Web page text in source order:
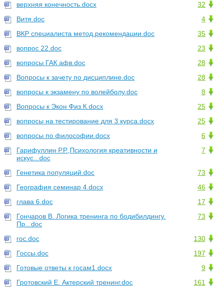
32
верхняя конечность.docx
4
Витя.doc
35
ВКР специалиста метод.рекомендации.doc
23
вопрос 22.doc
28
вопросы ГАК афв.doc
28
Вопросы к зачету по дисциплине.doc
8
вопросы к экзамену по волейболу.doc
25
Вопросы к Экон Физ.К.docx
25
вопросы на тестирование для 3 курса.docx
6
вопросы по философии.docx
7
Гарифуллин Р.Р.,Психология креативности и
искус...doc
73
Генетика популяций.doc
46
География семинар 4.docx
17
глава 6.doc
73
Гончаров В. Логика тренинга по бодибилдингу.
Пр...doc
130
гос.doc
197
Госсы.doc
9
Готовые ответы к госам1.docx
161
Гротовский Е. Актерский тренинг.doc